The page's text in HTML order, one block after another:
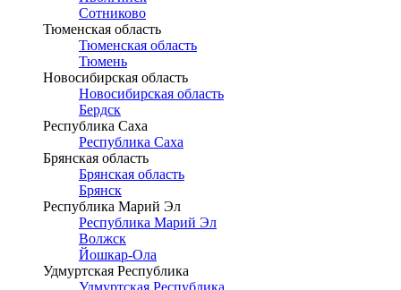
Сотниково
Тюменская область
Тюменская область
Тюмень
Новосибирская область
Новосибирская область
Бердск
Республика Саха
Республика Саха
Брянская область
Брянская область
Брянск
Республика Марий Эл
Республика Марий Эл
Волжск
Йошкар-Ола
Удмуртская Республика
Удмуртская Республика